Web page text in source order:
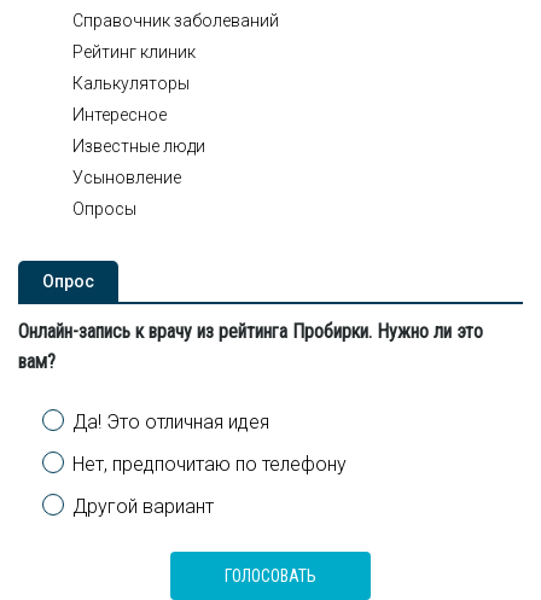
Справочник заболеваний
Рейтинг клиник
Калькуляторы
Интересное
Известные люди
Усыновление
Опросы
Опроc
Онлайн-запись к врачу из рейтинга Пробирки. Нужно ли это
вам?
Варианты
Да! Это отличная идея
Нет, предпочитаю по телефону
Другой вариант